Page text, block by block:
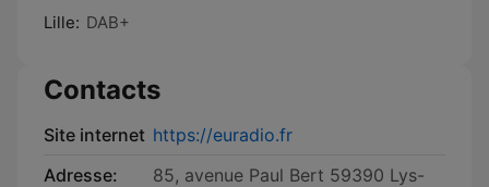
Lille: DAB+
Contacts
Site internet https://euradio.fr
Adresse:
85, avenue Paul Bert 59390 Lys-